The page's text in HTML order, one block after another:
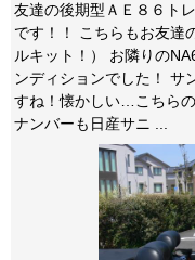
友達の後期型ＡＥ８６ト
です！！ こちらもお友達
ルキット！） お隣りの
ンディションでした！ サ
すね！懐かしい…こちら
ナンバーも日産サニ ...